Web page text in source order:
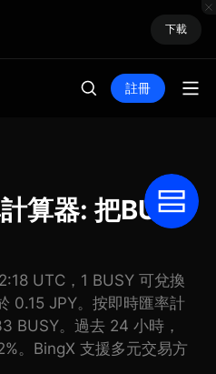
下載
註冊
算器: 把BUSY
UTC，1 BUSY 可兌換
0.15 JPY。按即時匯率計
BUSY。過去 24 小時，
。BingX 支援多元交易方